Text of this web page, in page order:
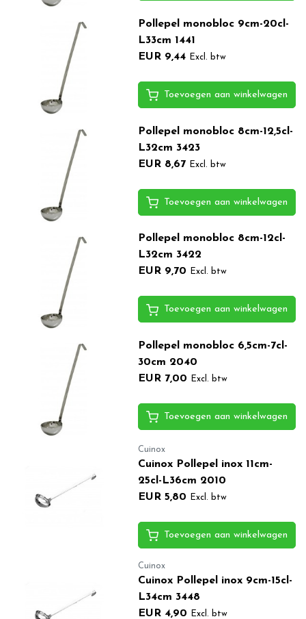
Pollepel monobloc 9cm-20cl-
L33cm 1441
EUR 9,44
Excl. btw
Toevoegen aan winkelwagen
Pollepel monobloc 8cm-12,5cl-
L32cm 3423
EUR 8,67
Excl. btw
Toevoegen aan winkelwagen
Pollepel monobloc 8cm-12cl-
L32cm 3422
EUR 9,70
Excl. btw
Toevoegen aan winkelwagen
Pollepel monobloc 6,5cm-7cl-
30cm 2040
EUR 7,00
Excl. btw
Toevoegen aan winkelwagen
Cuinox
Cuinox Pollepel inox 11cm-
25cl-L36cm 2010
EUR 5,80
Excl. btw
Toevoegen aan winkelwagen
Cuinox
Cuinox Pollepel inox 9cm-15cl-
L34cm 3448
EUR 4,90
Excl. btw